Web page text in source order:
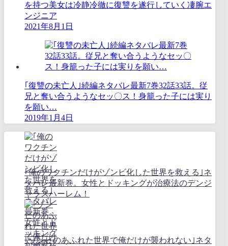
を持つ美女は冷静冷徹に復讐を遂行していく凄腕エ
ンジニア
2021年8月1日
｢復讐の未亡人｣続編ネタバレ最新7巻32話33話。従
兄と奪い合うようなセッ〇ス！身籠った子には実り
を願い…
2019年1月4日
｢俺のワクチンだけがゾンビ化した世界を救える｣ネ
タバレ最新巻。女性とドッキングが治療法のデンジ
ャラスハーレム！
｢ゾンビのあふれた世界で俺だけが襲われない｣ネタ